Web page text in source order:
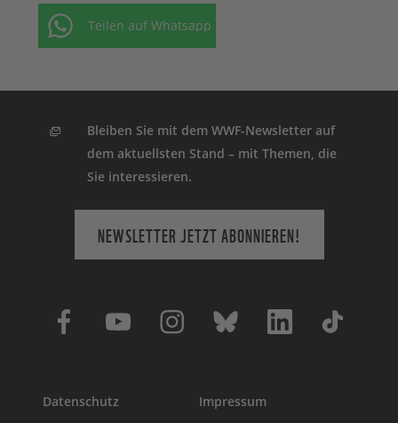
Teilen auf Whatsapp
Bleiben Sie mit dem WWF-Newsletter auf
dem aktuellsten Stand – mit Themen, die
Sie interessieren.
NEWSLETTER JETZT ABONNIEREN!
Datenschutz Impressum